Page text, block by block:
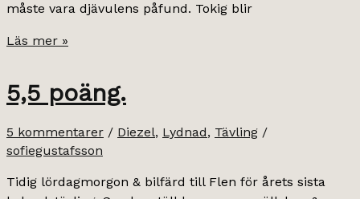
måste vara djävulens påfund. Tokig blir
januarimåndag.
Läs mer »
5,5 poäng.
5 kommentarer / Diezel, Lydnad, Tävling /
sofiegustafsson
Tidig lördagmorgon & bilfärd till Flen för årets sista